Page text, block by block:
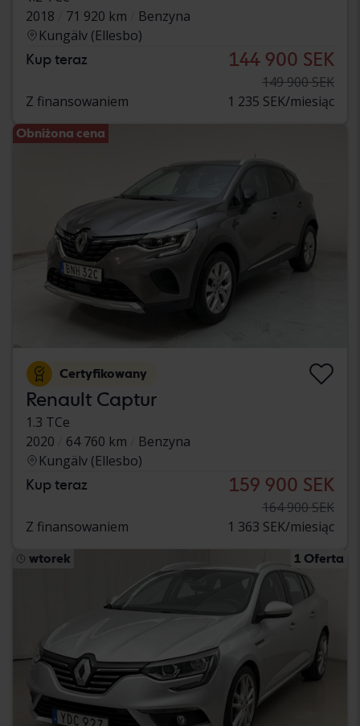
2018
71 920 km
Benzyna
Kungälv (Ellesbo)
Kup teraz 144 900 SEK
149 900 SEK
Z finansowaniem
1 235 SEK/miesiąc
Obniżona cena
Certyfikowany
Renault Captur
1.3 TCe
2020
64 760 km
Benzyna
Kungälv (Ellesbo)
Kup teraz 159 900 SEK
164 900 SEK
Z finansowaniem
1 363 SEK/miesiąc
wtorek 1 Oferta